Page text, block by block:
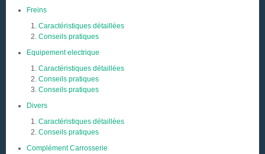
Freins
Caractéristiques détaillées
Conseils pratiques
Equipement electrique
Caractéristiques détaillées
Conseils pratiques
Conseils pratiques
Divers
Caractéristiques détaillées
Conseils pratiques
Complément Carrosserie